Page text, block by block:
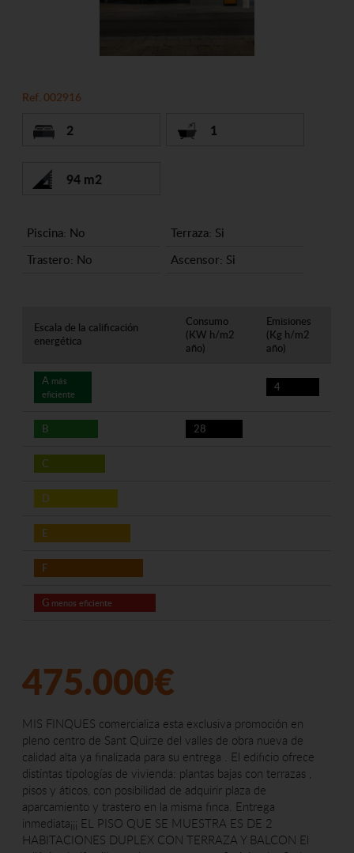
Ref. 002916
2 1
94 m2
Piscina: No
Terraza: Si
Trastero: No
Ascensor: Si
Escala de la calificación
energética
Consumo
(KW h/m2
año)
Emisiones
(Kg h/m2
año)
A más
eficiente
4
B 28
C
D
E
F
G menos eficiente
475.000€
MIS FINQUES comercializa esta exclusiva promoción en
pleno centro de Sant Quirze del valles de obra nueva de
calidad alta ya finalizada para su entrega . El edificio ofrece
distintas tipologías de vivienda: plantas bajas con terrazas ,
pisos y áticos, con posibilidad de adquirir plaza de
aparcamiento y trastero en la misma finca. Entrega
inmediata¡¡¡ EL PISO QUE SE MUESTRA ES DE 2
HABITACIONES DUPLEX CON TERRAZA Y BALCON El